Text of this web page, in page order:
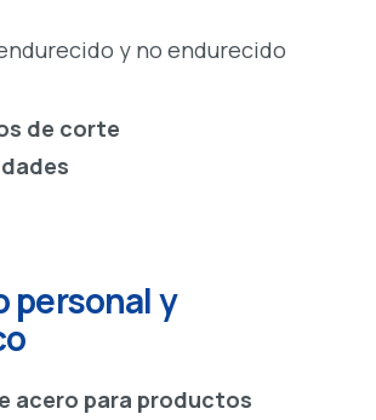
y no endurecido
de corte
personal y
acero para productos